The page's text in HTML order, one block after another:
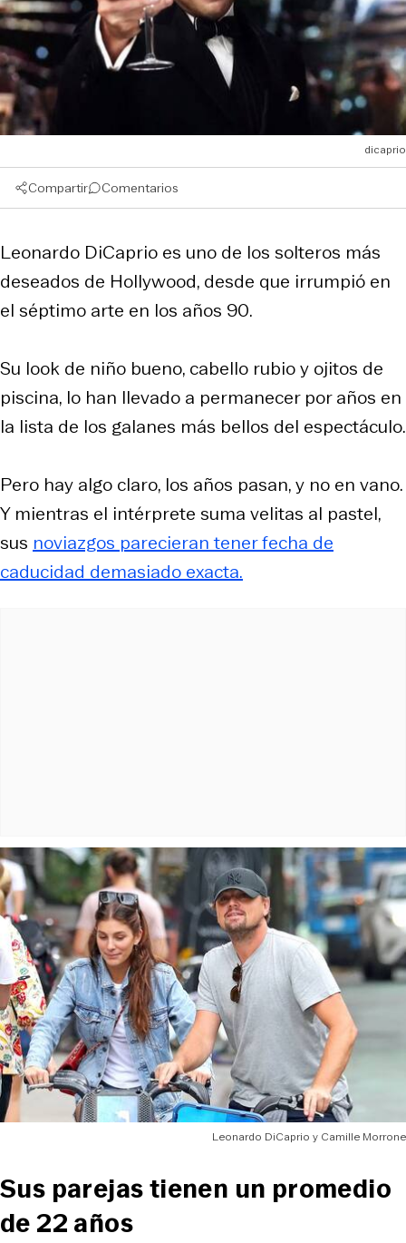
dicaprio
Compartir Comentarios
Leonardo DiCaprio es uno de los solteros más
deseados de Hollywood, desde que irrumpió en
el séptimo arte en los años 90.
Su look de niño bueno, cabello rubio y ojitos de
piscina, lo han llevado a permanecer por años en
la lista de los galanes más bellos del espectáculo.
Pero hay algo claro, los años pasan, y no en vano.
Y mientras el intérprete suma velitas al pastel,
sus noviazgos parecieran tener fecha de
caducidad demasiado exacta.
Leonardo DiCaprio y Camille Morrone
Sus parejas tienen un promedio
de 22 años